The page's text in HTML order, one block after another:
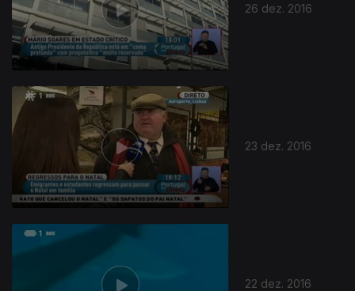
26 dez. 2016
23 dez. 2016
22 dez. 2016